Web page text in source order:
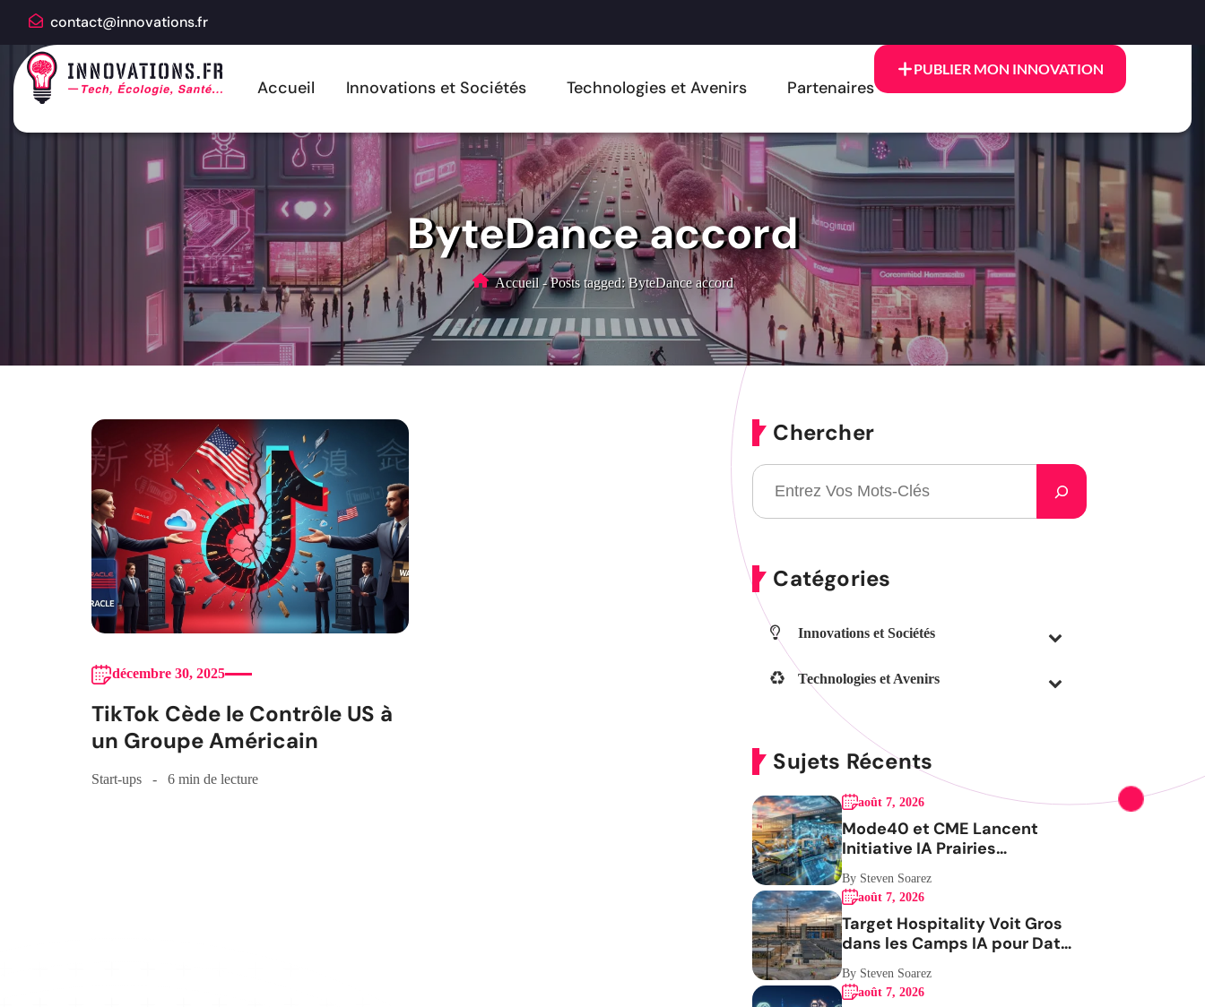
contact@innovations.fr
Accueil Innovations et Sociétés Technologies et Avenirs Partenaires
PUBLIER MON INNOVATION
ByteDance accord
Accueil - Posts tagged: ByteDance accord
décembre 30, 2025
TikTok Cède le Contrôle US à
un Groupe Américain
Start-ups 6 min de lecture
Chercher
Catégories
Innovations et Sociétés
Technologies et Avenirs
Sujets Récents
août 7, 2026
Mode40 et CME Lancent
Initiative IA Prairies
Aérospatiale
By Steven Soarez
août 7, 2026
Target Hospitality Voit Gros
dans les Camps IA pour Data
Centers
By Steven Soarez
août 7, 2026